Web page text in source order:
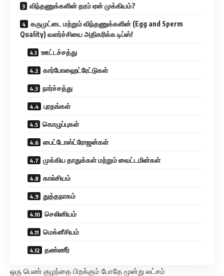
விந்தணுக்களின் தரம் ஏன் முக்கியம்?
கருமுட்டை மற்றும் விந்தணுக்களின் (Egg and Sperm
Quality) வளர்ச்சியை அதிகரிக்க டிப்ஸ்!
ஊட்டச்சத்து
கார்போஹைட்ரேட்டுகள்
நார்ச்சத்து
புரதங்கள்
கொழுப்புகள்
பைட்டோஸ்ட்ரோஜன்கள்
முக்கிய தாதுக்கள் மற்றும் வைட்டமின்கள்
கால்சியம்
துத்தநாகம்
செலினியம்
மெக்னீசியம்
தண்ணீர்
ஒரு பெண் குழந்தை பிறக்கும் போதே மூன்று லட்சம்